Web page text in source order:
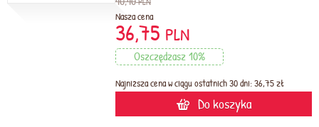
Nasza cena
36,75 PLN
Oszczędzasz 10%
Najniższa cena w ciągu ostatnich 30 dni: 36,75 zł
Do koszyka